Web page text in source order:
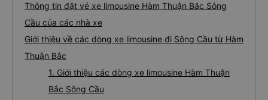
Thông tin đặt vé xe limousine Hàm Thuận Bắc Sông
Cầu của các nhà xe
Giới thiệu về các dòng xe limousine đi Sông Cầu từ Hàm
Thuận Bắc
1. Giới thiệu các dòng xe limousine Hàm Thuận
Bắc Sông Cầu